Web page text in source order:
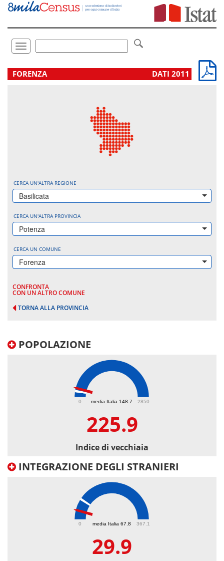
Vai
direttamente
Toggle
navigation
.
FORENZA DATI 2011
CERCA UN'ALTRA REGIONE
Basilicata
CERCA UN'ALTRA PROVINCIA
Potenza
CERCA UN COMUNE
Forenza
CONFRONTA
CON UN ALTRO COMUNE
TORNA ALLA PROVINCIA
POPOLAZIONE
media Italia 148.7
0 2850
225.9
Indice di vecchiaia
INTEGRAZIONE DEGLI STRANIERI
media Italia 67.8
0 367.1
29.9